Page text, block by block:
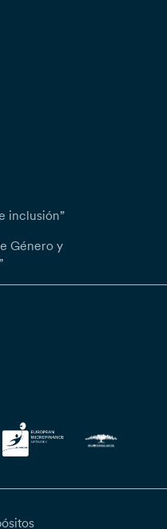
inclusión”
Género y